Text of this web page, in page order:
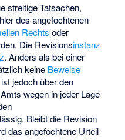
streitige Tatsachen,
des angefochtenen
Rechts oder
Die Revisionsinstanz
. Anders als bei einer
keine Beweise
jedoch über den
wegen in jeder Lage
Bleibt die Revision
das angefochtene Urteil